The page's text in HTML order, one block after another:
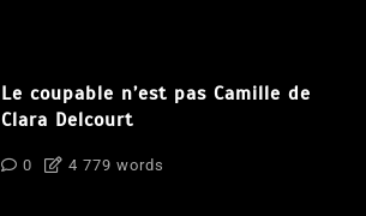
Le coupable n’est pas Camille de
Clara Delcourt
0 4 779 words